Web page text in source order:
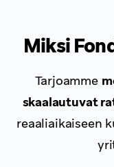
Miksi
Tarjoamme
skaalautuvat
reaaliaikaiseen